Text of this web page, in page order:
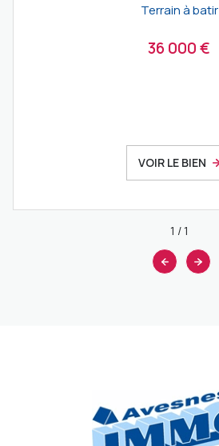
Terrain à batir
36 000 €
VOIR LE BIEN
1 /1